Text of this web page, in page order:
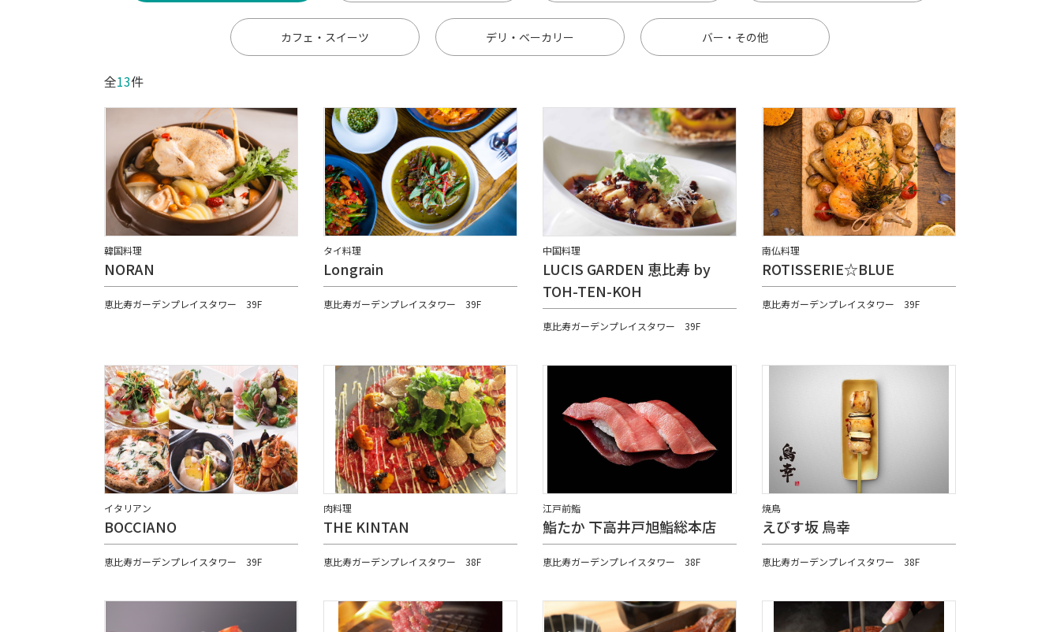
カフェ・スイーツ デリ・ベーカリー バー・その他
全13件
韓国料理
NORAN
恵比寿ガーデンプレイスタワー 39F
タイ料理
Longrain
恵比寿ガーデンプレイスタワー 39F
中国料理
LUCIS GARDEN 恵比寿 by
TOH-TEN-KOH
恵比寿ガーデンプレイスタワー 39F
南仏料理
ROTISSERIE☆BLUE
恵比寿ガーデンプレイスタワー 39F
イタリアン
BOCCIANO
恵比寿ガーデンプレイスタワー 39F
肉料理
THE KINTAN
恵比寿ガーデンプレイスタワー 38F
江戸前鮨
鮨たか 下高井戸旭鮨総本店
恵比寿ガーデンプレイスタワー 38F
焼鳥
えびす坂 鳥幸
恵比寿ガーデンプレイスタワー 38F